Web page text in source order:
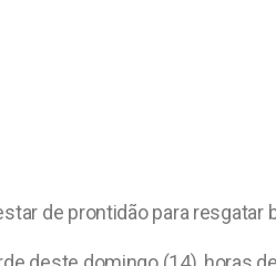
de prontidão para